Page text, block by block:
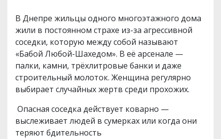
В Днепре жильцы одного многоэтажного дома
жили в постоянном страхе из-за агрессивной
соседки, которую между собой называют
«Бабой Любой-Шахедом». В её арсенале —
палки, камни, трёхлитровые банки и даже
строительный молоток. Женщина регулярно
выбирает случайных жертв среди прохожих.
Опасная соседка действует коварно —
выслеживает людей в сумерках или когда они
теряют бдительность